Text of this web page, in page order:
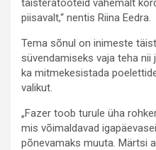
täisteratooteid vähemalt
piisavalt,“ nentis Riina Eedra.
Tema sõnul on inimeste
süvendamiseks vaja teha
ka mitmekesistada
valikut.
„Fazer toob turule üha
mis võimaldavad
põnevamaks muuta. Märtsi